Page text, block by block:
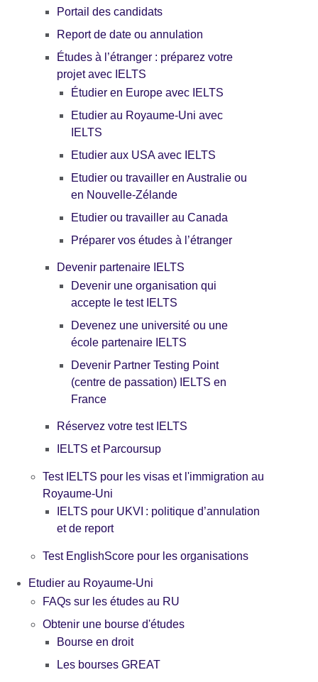
Portail des candidats
Report de date ou annulation
Études à l’étranger : préparez votre
projet avec IELTS
Étudier en Europe avec IELTS
Etudier au Royaume-Uni avec
IELTS
Etudier aux USA avec IELTS
Etudier ou travailler en Australie ou
en Nouvelle-Zélande
Etudier ou travailler au Canada
Préparer vos études à l’étranger
Devenir partenaire IELTS
Devenir une organisation qui
accepte le test IELTS
Devenez une université ou une
école partenaire IELTS
Devenir Partner Testing Point
(centre de passation) IELTS en
France
Réservez votre test IELTS
IELTS et Parcoursup
Test IELTS pour les visas et l'immigration au
Royaume-Uni
IELTS pour UKVI : politique d’annulation
et de report
Test EnglishScore pour les organisations
Etudier au Royaume-Uni
FAQs sur les études au RU
Obtenir une bourse d'études
Bourse en droit
Les bourses GREAT